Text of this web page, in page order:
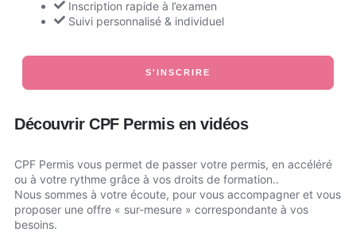
Inscription rapide à l’examen
Suivi personnalisé & individuel
S'INSCRIRE
Découvrir CPF Permis en vidéos
CPF Permis vous permet de passer votre permis, en accéléré
ou à votre rythme grâce à vos droits de formation..
Nous sommes à votre écoute, pour vous accompagner et vous
proposer une offre « sur-mesure » correspondante à vos
besoins.